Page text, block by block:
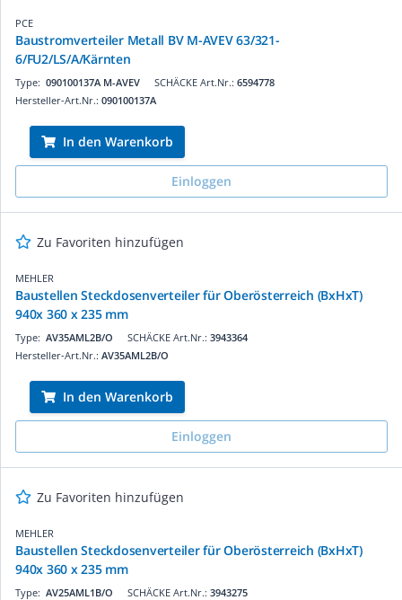
PCE
Baustromverteiler Metall BV M-AVEV 63/321-
6/FU2/LS/A/Kärnten
SCHÄCKE Art.Nr.: 6594778
Type: 090100137A M-AVEV
Hersteller-Art.Nr.: 090100137A
In den Warenkorb
Einloggen
Zu Favoriten hinzufügen
MEHLER
Baustellen Steckdosenverteiler für Oberösterreich (BxHxT)
940x 360 x 235 mm
SCHÄCKE Art.Nr.: 3943364
Type: AV35AML2B/O
Hersteller-Art.Nr.: AV35AML2B/O
In den Warenkorb
Einloggen
Zu Favoriten hinzufügen
MEHLER
Baustellen Steckdosenverteiler für Oberösterreich (BxHxT)
940x 360 x 235 mm
SCHÄCKE Art.Nr.: 3943275
Type: AV25AML1B/O